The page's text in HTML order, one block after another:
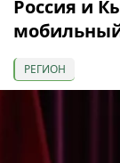
Россия и
РЕГИОН